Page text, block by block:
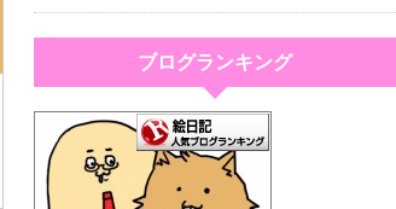
ブログランキング